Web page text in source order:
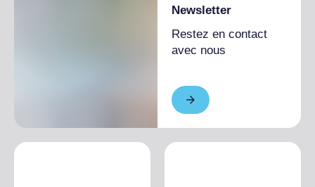
Newsletter
Restez en contact
avec nous